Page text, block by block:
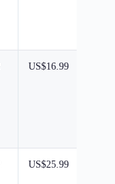
US$16.99
US$25.99